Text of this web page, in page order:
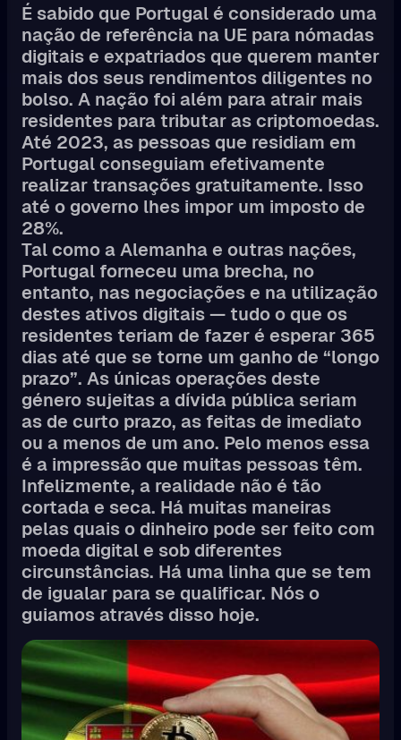
É sabido que Portugal é considerado uma
nação de referência na UE para nómadas
digitais e expatriados que querem manter
mais dos seus rendimentos diligentes no
bolso. A nação foi além para atrair mais
residentes para tributar as criptomoedas.
Até 2023, as pessoas que residiam em
Portugal conseguiam efetivamente
realizar transações gratuitamente. Isso
até o governo lhes impor um imposto de
28%.
Tal como a Alemanha e outras nações,
Portugal forneceu uma brecha, no
entanto, nas negociações e na utilização
destes ativos digitais — tudo o que os
residentes teriam de fazer é esperar 365
dias até que se torne um ganho de “longo
prazo”. As únicas operações deste
género sujeitas a dívida pública seriam
as de curto prazo, as feitas de imediato
ou a menos de um ano. Pelo menos essa
é a impressão que muitas pessoas têm.
Infelizmente, a realidade não é tão
cortada e seca. Há muitas maneiras
pelas quais o dinheiro pode ser feito com
moeda digital e sob diferentes
circunstâncias. Há uma linha que se tem
de igualar para se qualificar. Nós o
guiamos através disso hoje.